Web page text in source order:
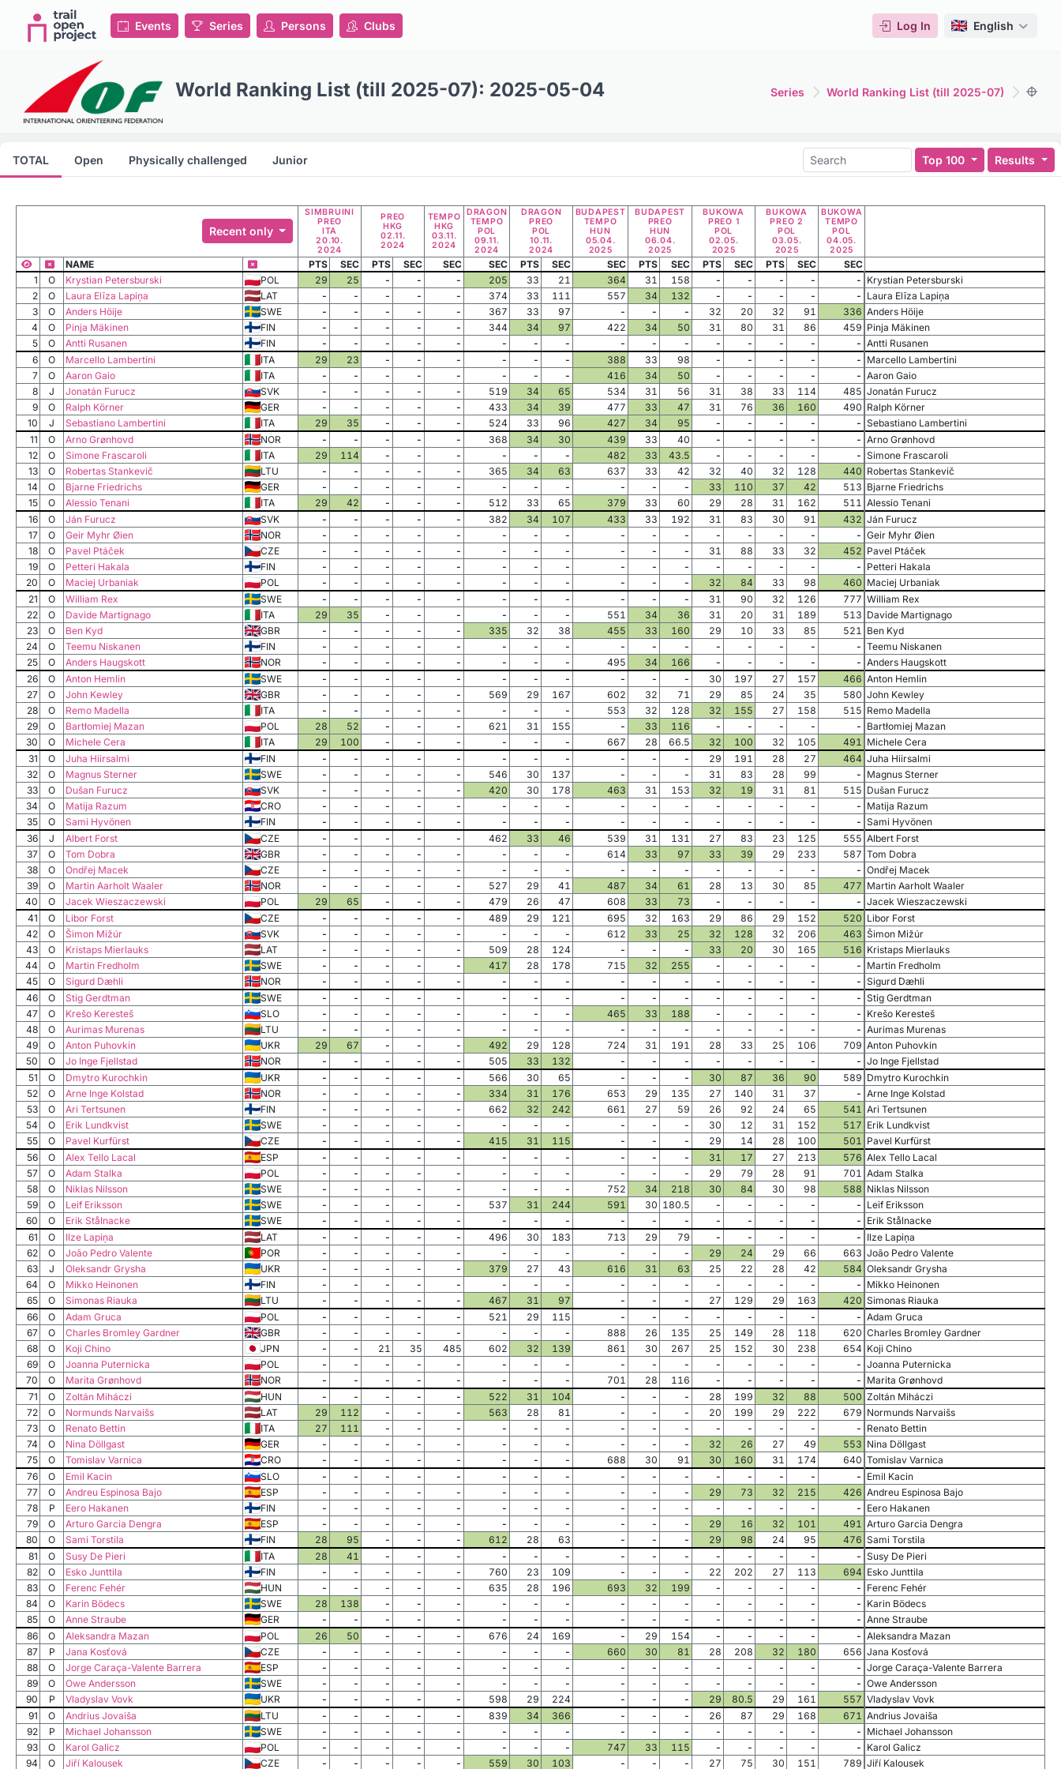
Events Series Persons Clubs Log In English
World Ranking List (till 2025-07): 2025-05-04 Series World Ranking List (till 2025-07)
TOTAL Open Physically challenged Junior Top 100 Results
Recent only
SIMBRUINI
PREO
ITA
20.10.
2024
PREO
HKG
02.11.
2024
TEMPO
HKG
03.11.
2024
DRAGON
TEMPO
POL
09.11.
2024
DRAGON
PREO
POL
10.11.
2024
BUDAPEST
TEMPO
HUN
05.04.
2025
BUDAPEST
PREO
HUN
06.04.
2025
BUKOWA
PREO 1
POL
02.05.
2025
BUKOWA
PREO 2
POL
03.05.
2025
BUKOWA
TEMPO
POL
04.05.
2025
NAME PTS SEC PTS SEC SEC SEC PTS SEC SEC PTS SEC PTS SEC PTS SEC
SEC
1
O Krystian Petersburski POL 29 25 - - - 205 33 21 364 31 158 - - - - - Krystian Petersburski
2
O Laura Elīza Lapiņa LAT - - - - - 374 33 111 557 34 132 - - - - - Laura Elīza Lapiņa
3
O Anders Höije SWE - - - - - 367 33 97 - - - 32 20 32 91 336 Anders Höije
4
O Pinja Mäkinen FIN - - - - - 344 34 97 422 34 50 31 80 31 86 459 Pinja Mäkinen
5
O Antti Rusanen FIN - - - - - - - - - - - - - - - - Antti Rusanen
6
O Marcello Lambertini ITA 29 23 - - - - - - 388 33 98 - - - - - Marcello Lambertini
7
O Aaron Gaio ITA - - - - - - - - 416 34 50 - - - - - Aaron Gaio
8
J Jonatán Furucz SVK - - - - - 519 34 65 534 31 56 31 38 33 114 485 Jonatán Furucz
9
O Ralph Körner GER - - - - - 433 34 39 477 33 47 31 76 36 160 490 Ralph Körner
10
J Sebastiano Lambertini ITA 29 35 - - - 524 33 96 427 34 95 - - - - - Sebastiano Lambertini
11
O Arno Grønhovd NOR - - - - - 368 34 30 439 33 40 - - - - - Arno Grønhovd
12
O Simone Frascaroli ITA 29 114 - - - - - - 482 33 43.5 - - - - - Simone Frascaroli
13
O Robertas Stankevič LTU - - - - - 365 34 63 637 33 42 32 40 32 128 440 Robertas Stankevič
14
O Bjarne Friedrichs GER - - - - - - - - - - - 33 110 37 42 513 Bjarne Friedrichs
15
O Alessio Tenani ITA 29 42 - - - 512 33 65 379 33 60 29 28 31 162 511 Alessio Tenani
16
O Ján Furucz SVK - - - - - 382 34 107 433 33 192 31 83 30 91 432 Ján Furucz
17
O Geir Myhr Øien NOR - - - - - - - - - - - - - - - - Geir Myhr Øien
18
O Pavel Ptáček CZE - - - - - - - - - - - 31 88 33 32 452 Pavel Ptáček
19
O Petteri Hakala FIN - - - - - - - - - - - - - - - - Petteri Hakala
20
O Maciej Urbaniak POL - - - - - - - - - - - 32 84 33 98 460 Maciej Urbaniak
21
O William Rex SWE - - - - - - - - - - - 31 90 32 126 777 William Rex
22
O Davide Martignago ITA 29 35 - - - - - - 551 34 36 31 20 31 189 513 Davide Martignago
23
O Ben Kyd GBR - - - - - 335 32 38 455 33 160 29 10 33 85 521 Ben Kyd
24
O Teemu Niskanen FIN - - - - - - - - - - - - - - - - Teemu Niskanen
25
O Anders Haugskott NOR - - - - - - - - 495 34 166 - - - - - Anders Haugskott
26
O Anton Hemlin SWE - - - - - - - - - - - 30 197 27 157 466 Anton Hemlin
27
O John Kewley GBR - - - - - 569 29 167 602 32 71 29 85 24 35 580 John Kewley
28
O Remo Madella ITA - - - - - - - - 553 32 128 32 155 27 158 515 Remo Madella
29
O Bartłomiej Mazan POL 28 52 - - - 621 31 155 - 33 116 - - - - - Bartłomiej Mazan
30
O Michele Cera ITA 29 100 - - - - - - 667 28 66.5 32 100 32 105 491 Michele Cera
31
O Juha Hiirsalmi FIN - - - - - - - - - - - 29 191 28 27 464 Juha Hiirsalmi
32
O Magnus Sterner SWE - - - - - 546 30 137 - - - 31 83 28 99 - Magnus Sterner
33
O Dušan Furucz SVK - - - - - 420 30 178 463 31 153 32 19 31 81 515 Dušan Furucz
34
O Matija Razum CRO - - - - - - - - - - - - - - - - Matija Razum
35
O Sami Hyvönen FIN - - - - - - - - - - - - - - - - Sami Hyvönen
36
J Albert Forst CZE - - - - - 462 33 46 539 31 131 27 83 23 125 555 Albert Forst
37
O Tom Dobra GBR - - - - - - - - 614 33 97 33 39 29 233 587 Tom Dobra
38
O Ondřej Macek CZE - - - - - - - - - - - - - - - - Ondřej Macek
39
O Martin Aarholt Waaler NOR - - - - - 527 29 41 487 34 61 28 13 30 85 477 Martin Aarholt Waaler
40
O Jacek Wieszaczewski POL 29 65 - - - 479 26 47 608 33 73 - - - - - Jacek Wieszaczewski
41
O Libor Forst CZE - - - - - 489 29 121 695 32 163 29 86 29 152 520 Libor Forst
42
O Šimon Mižúr SVK - - - - - - - - 612 33 25 32 128 32 206 463 Šimon Mižúr
43
O Kristaps Mierlauks LAT - - - - - 509 28 124 - - - 33 20 30 165 516 Kristaps Mierlauks
44
O Martin Fredholm SWE - - - - - 417 28 178 715 32 255 - - - - - Martin Fredholm
45
O Sigurd Dæhli NOR - - - - - - - - - - - - - - - - Sigurd Dæhli
46
O Stig Gerdtman SWE - - - - - - - - - - - - - - - - Stig Gerdtman
47
O Krešo Keresteš SLO - - - - - - - - 465 33 188 - - - - - Krešo Keresteš
48
O Aurimas Murenas LTU - - - - - - - - - - - - - - - - Aurimas Murenas
49
O Anton Puhovkin UKR 29 67 - - - 492 29 128 724 31 191 28 33 25 106 709 Anton Puhovkin
50
O Jo Inge Fjellstad NOR - - - - - 505 33 132 - - - - - - - - Jo Inge Fjellstad
51
O Dmytro Kurochkin UKR - - - - - 566 30 65 - - - 30 87 36 90 589 Dmytro Kurochkin
52
O Arne Inge Kolstad NOR - - - - - 334 31 176 653 29 135 27 140 31 37 - Arne Inge Kolstad
53
O Ari Tertsunen FIN - - - - - 662 32 242 661 27 59 26 92 24 65 541 Ari Tertsunen
54
O Erik Lundkvist SWE - - - - - - - - - - - 30 12 31 152 517 Erik Lundkvist
55
O Pavel Kurfürst CZE - - - - - 415 31 115 - - - 29 14 28 100 501 Pavel Kurfürst
56
O Alex Tello Lacal ESP - - - - - - - - - - - 31 17 27 213 576 Alex Tello Lacal
57
O Adam Stalka POL - - - - - - - - - - - 29 79 28 91 701 Adam Stalka
58
O Niklas Nilsson SWE - - - - - - - - 752 34 218 30 84 30 98 588 Niklas Nilsson
59
O Leif Eriksson SWE - - - - - 537 31 244 591 30 180.5 - - - - - Leif Eriksson
60
O Erik Stålnacke SWE - - - - - - - - - - - - - - - - Erik Stålnacke
61
O Ilze Lapiņa LAT - - - - - 496 30 183 713 29 79 - - - - - Ilze Lapiņa
62
O João Pedro Valente POR - - - - - - - - - - - 29 24 29 66 663 João Pedro Valente
63
J Oleksandr Grysha UKR - - - - - 379 27 43 616 31 63 25 22 28 42 584 Oleksandr Grysha
64
O Mikko Heinonen FIN - - - - - - - - - - - - - - - - Mikko Heinonen
65
O Simonas Riauka LTU - - - - - 467 31 97 - - - 27 129 29 163 420 Simonas Riauka
66
O Adam Gruca POL - - - - - 521 29 115 - - - - - - - - Adam Gruca
67
O Charles Bromley Gardner GBR - - - - - - - - 888 26 135 25 149 28 118 620 Charles Bromley Gardner
68
O Koji Chino JPN - - 21 35 485 602 32 139 861 30 267 25 152 30 238 654 Koji Chino
69
O Joanna Puternicka POL - - - - - - - - - - - - - - - - Joanna Puternicka
70
O Marita Grønhovd NOR - - - - - - - - 701 28 116 - - - - - Marita Grønhovd
71
O Zoltán Miháczi HUN - - - - - 522 31 104 - - - 28 199 32 88 500 Zoltán Miháczi
72
O Normunds Narvaišs LAT 29 112 - - - 563 28 81 - - - 20 199 29 222 679 Normunds Narvaišs
73
O Renato Bettin ITA 27 111 - - - - - - - - - - - - - - Renato Bettin
74
O Nina Döllgast GER - - - - - - - - - - - 32 26 27 49 553 Nina Döllgast
75
O Tomislav Varnica CRO - - - - - - - - 688 30 91 30 160 31 174 640 Tomislav Varnica
76
O Emil Kacin SLO - - - - - - - - - - - - - - - - Emil Kacin
77
O Andreu Espinosa Bajo ESP - - - - - - - - - - - 29 73 32 215 426 Andreu Espinosa Bajo
78
P Eero Hakanen FIN - - - - - - - - - - - - - - - - Eero Hakanen
79
O Arturo Garcia Dengra ESP - - - - - - - - - - - 29 16 32 101 491 Arturo Garcia Dengra
80
O Sami Torstila FIN 28 95 - - - 612 28 63 - - - 29 98 24 95 476 Sami Torstila
81
O Susy De Pieri ITA 28 41 - - - - - - - - - - - - - - Susy De Pieri
82
O Esko Junttila FIN - - - - - 760 23 109 - - - 22 202 27 113 694 Esko Junttila
83
O Ferenc Fehér HUN - - - - - 635 28 196 693 32 199 - - - - - Ferenc Fehér
84
O Karin Bödecs SWE 28 138 - - - - - - - - - - - - - - Karin Bödecs
85
O Anne Straube GER - - - - - - - - - - - - - - - - Anne Straube
86
O Aleksandra Mazan POL 26 50 - - - 676 24 169 - 29 154 - - - - - Aleksandra Mazan
87
P Jana Kosťová CZE - - - - - - - - 660 30 81 28 208 32 180 656 Jana Kosťová
88
O Jorge Caraça-Valente Barrera ESP - - - - - - - - - - - - - - - - Jorge Caraça-Valente Barrera
89
O Owe Andersson SWE - - - - - - - - - - - - - - - - Owe Andersson
90
P Vladyslav Vovk UKR - - - - - 598 29 224 - - - 29 80.5 29 161 557 Vladyslav Vovk
91
O Andrius Jovaiša LTU - - - - - 839 34 366 - - - 26 87 29 168 671 Andrius Jovaiša
92
P Michael Johansson SWE - - - - - - - - - - - - - - - - Michael Johansson
93
O Karol Galicz POL - - - - - - - - 747 33 115 - - - - - Karol Galicz
94
O Jiří Kalousek CZE - - - - - 559 30 103 - - - 27 75 30 151 789 Jiří Kalousek